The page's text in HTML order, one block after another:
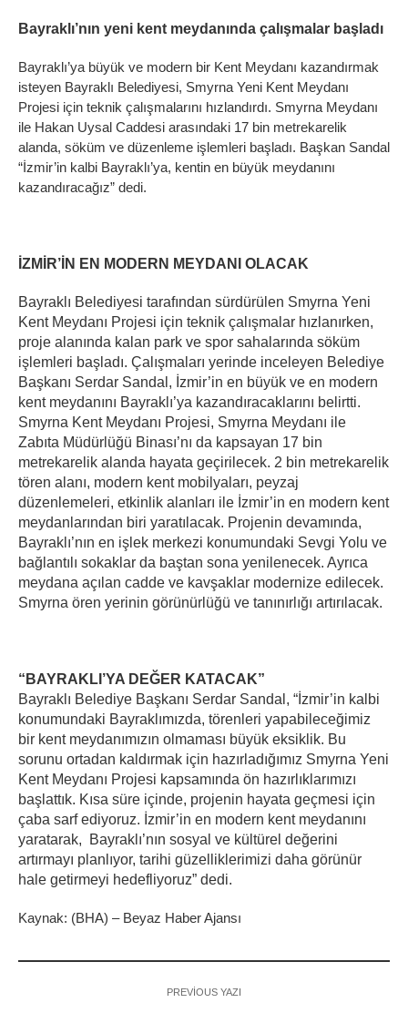
Bayraklı’nın yeni kent meydanında çalışmalar başladı
Bayraklı’ya büyük ve modern bir Kent Meydanı kazandırmak
isteyen Bayraklı Belediyesi, Smyrna Yeni Kent Meydanı
Projesi için teknik çalışmalarını hızlandırdı. Smyrna Meydanı
ile Hakan Uysal Caddesi arasındaki 17 bin metrekarelik
alanda, söküm ve düzenleme işlemleri başladı. Başkan Sandal
“İzmir’in kalbi Bayraklı’ya, kentin en büyük meydanını
kazandıracağız” dedi.
İZMİR’İN EN MODERN MEYDANI OLACAK
Bayraklı Belediyesi tarafından sürdürülen Smyrna Yeni
Kent Meydanı Projesi için teknik çalışmalar hızlanırken,
proje alanında kalan park ve spor sahalarında söküm
işlemleri başladı. Çalışmaları yerinde inceleyen Belediye
Başkanı Serdar Sandal, İzmir’in en büyük ve en modern
kent meydanını Bayraklı’ya kazandıracaklarını belirtti.
Smyrna Kent Meydanı Projesi, Smyrna Meydanı ile
Zabıta Müdürlüğü Binası’nı da kapsayan 17 bin
metrekarelik alanda hayata geçirilecek. 2 bin metrekarelik
tören alanı, modern kent mobilyaları, peyzaj
düzenlemeleri, etkinlik alanları ile İzmir’in en modern kent
meydanlarından biri yaratılacak. Projenin devamında,
Bayraklı’nın en işlek merkezi konumundaki Sevgi Yolu ve
bağlantılı sokaklar da baştan sona yenilenecek. Ayrıca
meydana açılan cadde ve kavşaklar modernize edilecek.
Smyrna ören yerinin görünürlüğü ve tanınırlığı artırılacak.
“BAYRAKLI’YA DEĞER KATACAK”
Bayraklı Belediye Başkanı Serdar Sandal, “İzmir’in kalbi
konumundaki Bayraklımızda, törenleri yapabileceğimiz
bir kent meydanımızın olmaması büyük eksiklik. Bu
sorunu ortadan kaldırmak için hazırladığımız Smyrna Yeni
Kent Meydanı Projesi kapsamında ön hazırlıklarımızı
başlattık. Kısa süre içinde, projenin hayata geçmesi için
çaba sarf ediyoruz. İzmir’in en modern kent meydanını
yaratarak, Bayraklı’nın sosyal ve kültürel değerini
artırmayı planlıyor, tarihi güzelliklerimizi daha görünür
hale getirmeyi hedefliyoruz” dedi.
Kaynak: (BHA) – Beyaz Haber Ajansı
PREVIOUS YAZI